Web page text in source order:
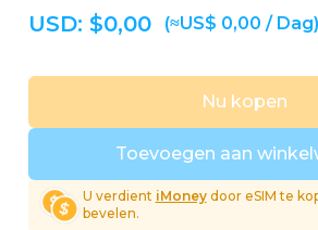
USD: $0,00 (≈US$ 0,00 / Dag)
Toevoegen aan
Nu kopen
U verdient iMoneydoor eSIM te
bevelen.